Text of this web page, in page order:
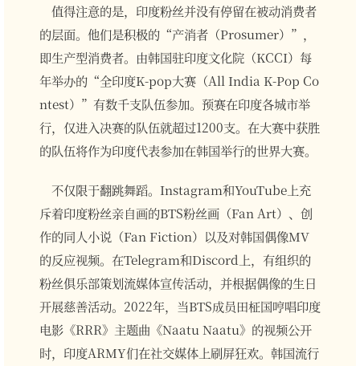
值得注意的是，印度粉丝并没有停留在被动消费者
的层面。他们是积极的“产消者（Prosumer）”，
即生产型消费者。由韩国驻印度文化院（KCCI）每
年举办的“全印度K-pop大赛（All India K-Pop Co
ntest）”有数千支队伍参加。预赛在印度各城市举
行，仅进入决赛的队伍就超过1200支。在大赛中获胜
的队伍将作为印度代表参加在韩国举行的世界大赛。
不仅限于翻跳舞蹈。Instagram和YouTube上充
斥着印度粉丝亲自画的BTS粉丝画（Fan Art）、创
作的同人小说（Fan Fiction）以及对韩国偶像MV
的反应视频。在Telegram和Discord上，有组织的
粉丝俱乐部策划流媒体宣传活动，并根据偶像的生日
开展慈善活动。2022年，当BTS成员田柾国哼唱印度
电影《RRR》主题曲《Naatu Naatu》的视频公开
时，印度ARMY们在社交媒体上刷屏狂欢。韩国流行